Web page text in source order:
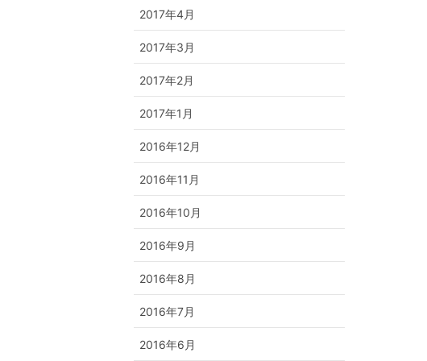
2017年4月
2017年3月
2017年2月
2017年1月
2016年12月
2016年11月
2016年10月
2016年9月
2016年8月
2016年7月
2016年6月